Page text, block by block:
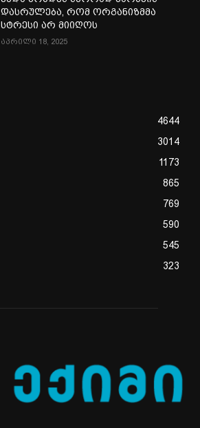
დასრულება, რომ ორგანიზმმა
სტრესი არ მიიღოს
აპრილი 18, 2025
4644
3014
1173
865
769
590
545
323